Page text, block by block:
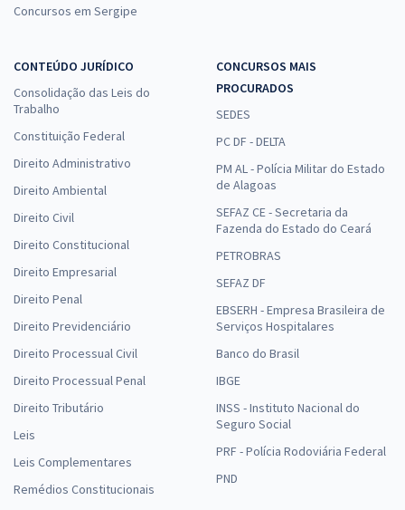
Concursos em Sergipe
CONTEÚDO JURÍDICO
Consolidação das Leis do
Trabalho
Constituição Federal
Direito Administrativo
Direito Ambiental
Direito Civil
Direito Constitucional
Direito Empresarial
Direito Penal
Direito Previdenciário
Direito Processual Civil
Direito Processual Penal
Direito Tributário
Leis
Leis Complementares
Remédios Constitucionais
CONCURSOS MAIS
PROCURADOS
SEDES
PC DF - DELTA
PM AL - Polícia Militar do Estado
de Alagoas
SEFAZ CE - Secretaria da
Fazenda do Estado do Ceará
PETROBRAS
SEFAZ DF
EBSERH - Empresa Brasileira de
Serviços Hospitalares
Banco do Brasil
IBGE
INSS - Instituto Nacional do
Seguro Social
PRF - Polícia Rodoviária Federal
PND